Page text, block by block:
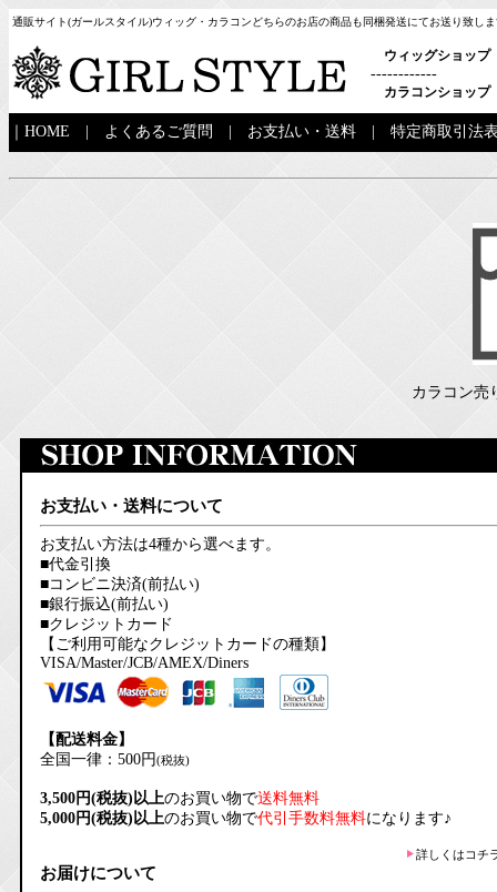
通販サイト(ガールスタイル)ウィッグ・カラコンどちらのお店の商品も同梱発送にてお送り致し
ウィッグショップ
------------
カラコンショップ
HOME よくあるご質問 お支払い・送料 特定商取引法
カラコン売
お支払い・送料について
お支払い方法は4種から選べます。
■代金引換
■コンビニ決済(前払い)
■銀行振込(前払い)
■クレジットカード
【ご利用可能なクレジットカードの種類】
VISA/Master/JCB/AMEX/Diners
【配送料金】
全国一律：500円(税抜)
3,500円(税抜)以上のお買い物で送料無料
5,000円(税抜)以上のお買い物で代引手数料無料になります♪
詳しくはコチ
お届けについて